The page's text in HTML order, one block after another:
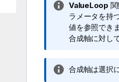
情
報
メ
モ
ValueLoop
ラメータを持
値を参照でき
合成軸に対し
情
合成軸は選択